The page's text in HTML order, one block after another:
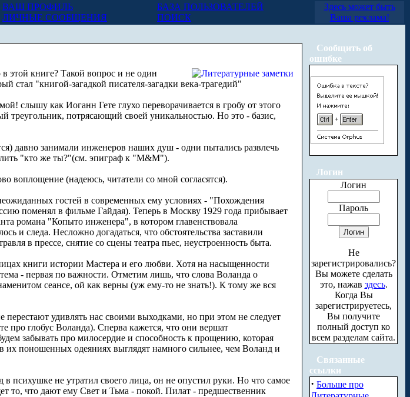
ВАШ ПРОФИЛЬ
ЛИЧНЫЕ СООБЩЕНИЯ
БАЗА ПОЛЬЗОВАТЕЛЕЙ
ПОИСК
Здесь может быть
Ваша реклама!
этой книге? Такой вопрос и не один
стал "книгой-загадкой писателя-загадки века-трагедий"
слышу как Иоганн Гете глухо переворачивается в гробу от этого
потрясающий своей уникальностью. Но это - базис,
давно занимали инженеров наших душ - одни пытались развлечь
"кто же ты?"(см. эпиграф к "М&М").
воплощение (надеюсь, читатели со мной согласятся).
гостей в современных ему условиях - "Похождения
поменял в фильме Гайдая). Теперь в Москву 1929 года прибывает
романа "Копыто инженера", в котором главенствовала
и следа. Несложно догадаться, что обстоятельства заставили
в прессе, снятие со сцены театра пьес, неустроенность быта.
книги истории Мастера и его любви. Хотя на насыщенности
- первая по важности. Отметим лишь, что слова Воланда о
сеансе, ой как верны (уж ему-то не знать!). К тому же вся
удивлять нас своими выходками, но при этом не следует
про глобус Воланда). Сперва кажется, что они вершат
забывать про милосердие и способность к прощению, которая
поношенных одеяниях выглядят намного сильнее, чем Воланд и
психушке не утратил своего лица, он не опустил руки. Но что самое
то, что дают ему Свет и Тьма - покой. Пилат - предшественник
Сообщить об
ошибке
Логин
Логин
Пароль
Не
зарегистрировались?
Вы можете сделать
это, нажав здесь.
Когда Вы
зарегистрируетесь,
Вы получите
полный доступ ко
всем разделам сайта.
Связанные
ссылки
· Больше про